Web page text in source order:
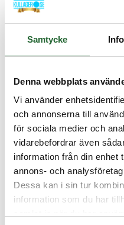
Samtycke
Denna webbplats
Vi använder
och annonserna till
för sociala medier och
vidarebefordrar även
information från din enhet
annons- och
Dessa kan i sin tur
information som du har
Styrband
I lager
43,75 :-
Lägg i